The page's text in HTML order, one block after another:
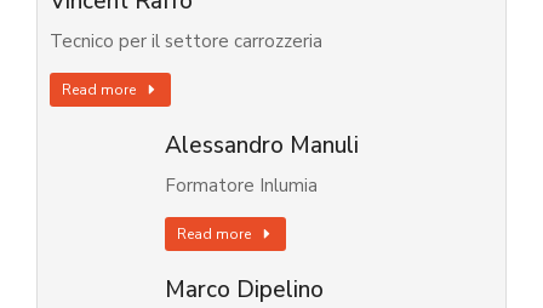
Tecnico per il settore carrozzeria
Read more
Alessandro Manuli
Formatore Inlumia
Read more
Marco Dipelino